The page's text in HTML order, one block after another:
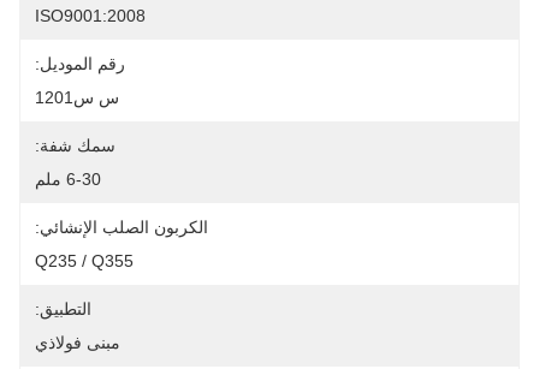
ISO9001:2008
رقم الموديل:
س س1201
سمك شفة:
6-30 ملم
الكربون الصلب الإنشائي:
Q235 / Q355
التطبيق:
مبنى فولاذي